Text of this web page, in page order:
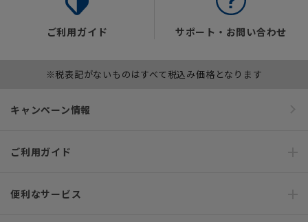
ご利用ガイド サポート・お問い合わせ
※税表記がないものはすべて税込み価格となります
キャンペーン情報
ご利用ガイド
便利なサービス